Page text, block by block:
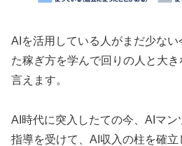
AIを活用している人がまだ少な
た稼ぎ方を学んで回りの人と大
言えます。
AI時代に突入したての今、AIマン
指導を受けて、AI収入の柱を確立